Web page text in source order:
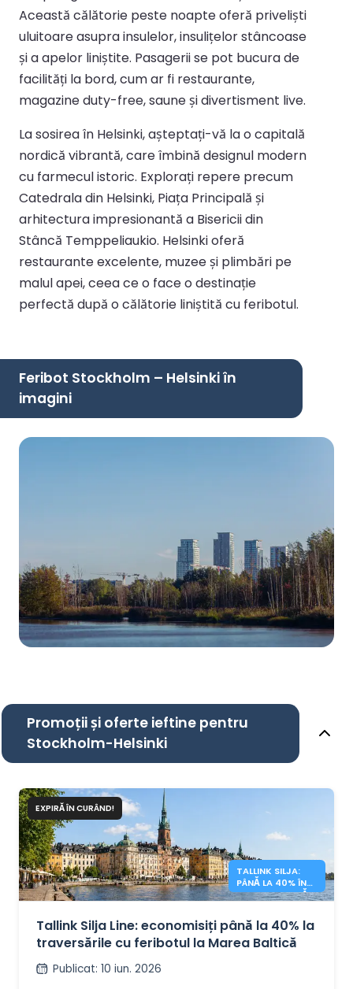
Această călătorie peste noapte oferă priveliști
uluitoare asupra insulelor, insulițelor stâncoase
și a apelor liniștite. Pasagerii se pot bucura de
facilități la bord, cum ar fi restaurante,
magazine duty-free, saune și divertisment live.
La sosirea în Helsinki, așteptați-vă la o capitală
nordică vibrantă, care îmbină designul modern
cu farmecul istoric. Explorați repere precum
Catedrala din Helsinki, Piața Principală și
arhitectura impresionantă a Bisericii din
Stâncă Temppeliaukio. Helsinki oferă
restaurante excelente, muzee și plimbări pe
malul apei, ceea ce o face o destinație
perfectă după o călătorie liniștită cu feribotul.
Feribot Stockholm – Helsinki în
imagini
Promoții și oferte ieftine pentru
Stockholm-Helsinki
EXPIRĂ ÎN CURÂND!
TALLINK SILJA:
PÂNĂ LA 40% ÎN
MAREA BALTICĂ
Tallink Silja Line: economisiți până la 40% la
traversările cu feribotul la Marea Baltică
Publicat: 10 iun. 2026